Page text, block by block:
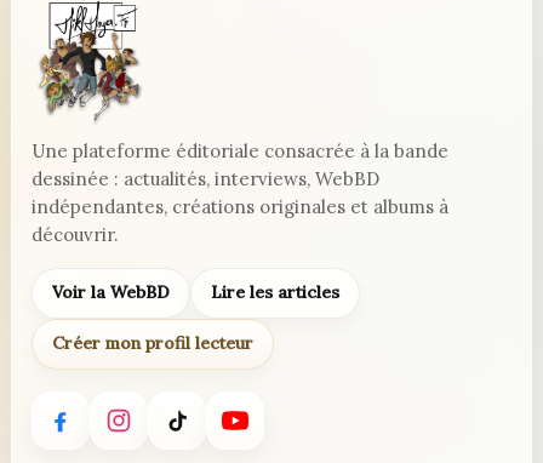
Une plateforme éditoriale consacrée à la bande
dessinée : actualités, interviews, WebBD
indépendantes, créations originales et albums à
découvrir.
Voir la WebBD Lire les articles
Créer mon profil lecteur